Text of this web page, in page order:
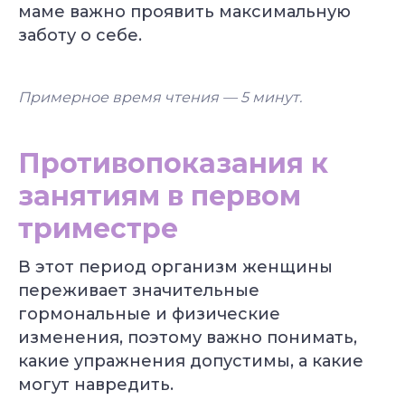
маме важно проявить максимальную
заботу о себе.
Примерное время чтения — 5 минут.
Противопоказания к
занятиям в первом
триместре
В этот период организм женщины
переживает значительные
гормональные и физические
изменения, поэтому важно понимать,
какие упражнения допустимы, а какие
могут навредить.